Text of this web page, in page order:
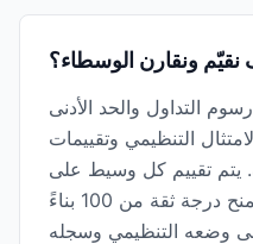
نقيّم ونقارن الوسطاء؟
التداول والحد الأدنى
التنظيمي وتقييمات
يتم تقييم كل وسيط على
مقياس من 1 إلى 5 نجوم ويُمنح درجة ثقة من 100 بناءً